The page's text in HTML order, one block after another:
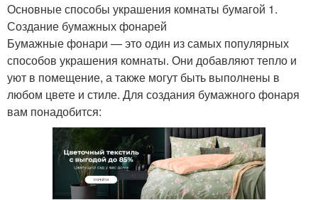
Основные способы украшения комнаты бумагой 1.
Создание бумажных фонарей
Бумажные фонари — это один из самых популярных
способов украшения комнаты. Они добавляют тепло и
уют в помещение, а также могут быть выполнены в
любом цвете и стиле. Для создания бумажного фонаря
вам понадобится: